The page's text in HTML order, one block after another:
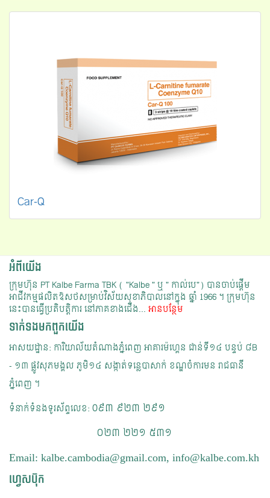
Car-Q
អំពីយើង
ក្រុមហ៊ុន PT Kalbe Farma TBK ( "Kalbe " ឬ " កាល់បេ") បានចាប់ផ្ដើម
អាជីវកម្មផលិតឱសថសម្រាប់វិស័យសុខាភិបាលនៅក្នុង ឆ្នាំ 1966 ។​ ក្រុមហ៊ុន
នេះបានធ្វើប្រតិបត្តិការ នៅភាគខាងជើង... អានបន្ថែម
ទាក់ទង​មក​ពួក​យើង
អាសយដ្ឋាន: ការិយាល័យ​តំណាងភ្នំពេញ អាគារម៉ហ្គេន​ ជាន់ទី១៤ បន្ទប់ ៨B
- ១៣​ ផ្លូវសុភមង្គល ភូមិ១៤ សង្កាត់ទន្លេបាសាក់ ខណ្ឌចំការមន រាជធានី
ភ្នំពេញ ។​
ទំនាក់ទំនងទូរស័ព្ទលេខ: 0៩៣​ ៩២៣ ២៩១
​​​​​​​​ ០២៣ ២២១ ៥៣១
Email: kalbe.cambodia@gmail.com, info@kalbe.com.kh
ហ្វេសប៊ុក